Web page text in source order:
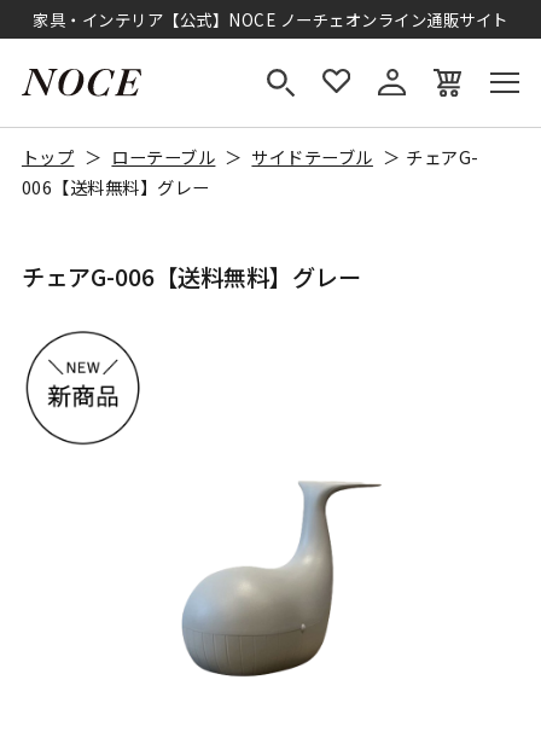
家具・インテリア【公式】NOCE ノーチェオンライン通販サイト
トップ ローテーブル サイドテーブル
チェアG-
006【送料無料】グレー
チェアG-006【送料無料】グレー